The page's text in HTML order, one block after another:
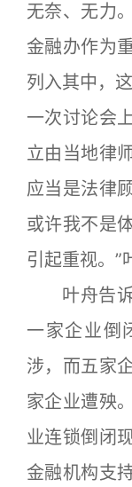
无奈、无力
金融办作为
列入其中，
一次讨论会
立由当地律
应当是法律
或许我不是
引起重视。”
叶舟告
一家企业倒
涉，而五家
家企业遭殃
业连锁倒闭
金融机构支